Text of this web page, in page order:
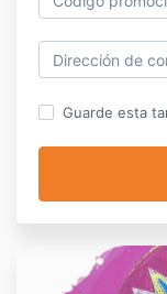
Guarde esta